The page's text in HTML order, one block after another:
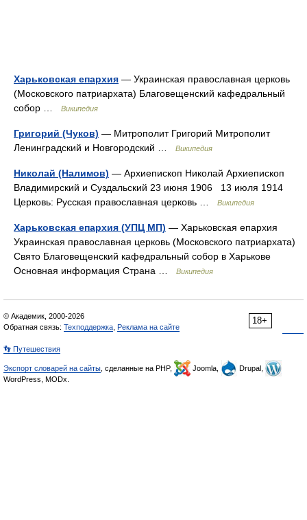
Харьковская епархия — Украинская православная церковь
(Московского патриархата) Благовещенский кафедральный
собор …
Википедия
Григорий (Чуков) — Митрополит Григорий Митрополит
Ленинградский и Новгородский …
Википедия
Николай (Налимов) — Архиепископ Николай Архиепископ
Владимирский и Суздальский 23 июня 1906 13 июля 1914
Церковь: Русская православная церковь …
Википедия
Харьковская епархия (УПЦ МП) — Харьковская епархия
Украинская православная церковь (Московского патриархата)
Свято Благовещенский кафедральный собор в Харькове
Основная информация Страна …
Википедия
18+
© Академик, 2000-2026
Обратная связь: Техподдержка Реклама на сайте
👣 Путешествия
Экспорт словарей на сайты , сделанные на PHP, Joomla,
Drupal,
WordPress, MODx.